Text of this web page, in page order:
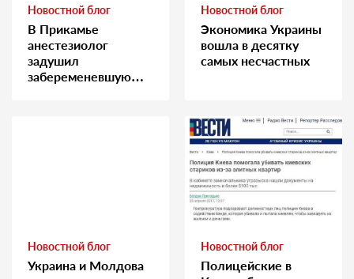
Новостной блог
В Прикамье
анестезиолог
задушил
забеременевшую
Новостной блог
Экономика Украины
вошла в десятку
самых несчастных
Новостной блог
Украина и Молдова
Новостной блог
Полицейские в